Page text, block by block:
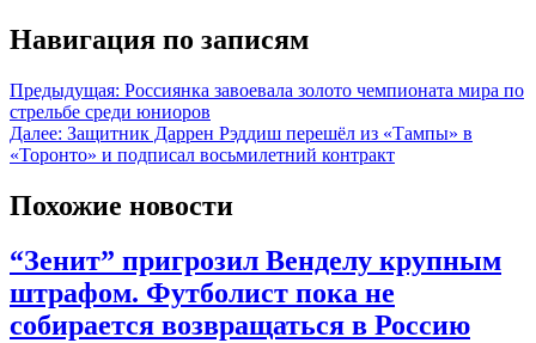
Навигация по записям
Предыдущая: Россиянка завоевала золото чемпионата мира по
стрельбе среди юниоров
Далее: Защитник Даррен Рэддиш перешёл из «Тампы» в
«Торонто» и подписал восьмилетний контракт
Похожие новости
“Зенит” пригрозил Венделу крупным
штрафом. Футболист пока не
собирается возвращаться в Россию